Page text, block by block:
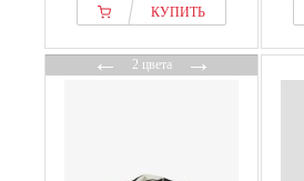
КУПИТЬ
←2 цвета→